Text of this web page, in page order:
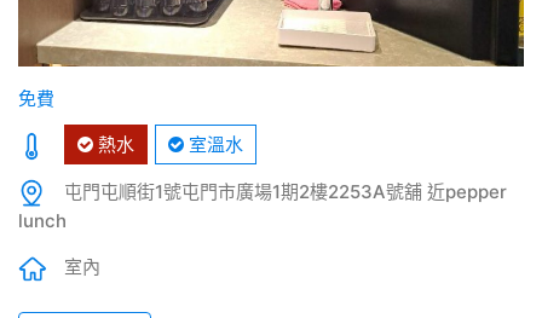
免費
熱水
室溫水
屯門屯順街1號屯門市廣場1期2樓2253A號舖 近pepper
lunch
室內